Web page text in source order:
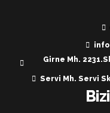
Girne Mh.
Servi Mh. Servi